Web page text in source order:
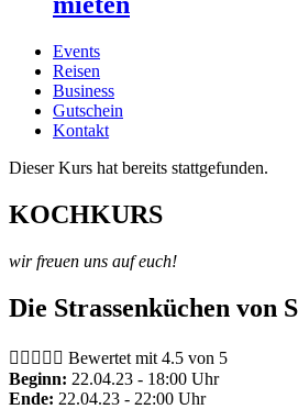
Events
Reisen
Business
Gutschein
Kontakt
Dieser Kurs hat bereits stattgefunden.
KOCHKURS
wir freuen uns auf euch!
Die Strassenküchen von
     Bewertet mit 4.5 von 5
Beginn: 22.04.23 - 18:00 Uhr
Ende: 22.04.23 - 22:00 Uhr